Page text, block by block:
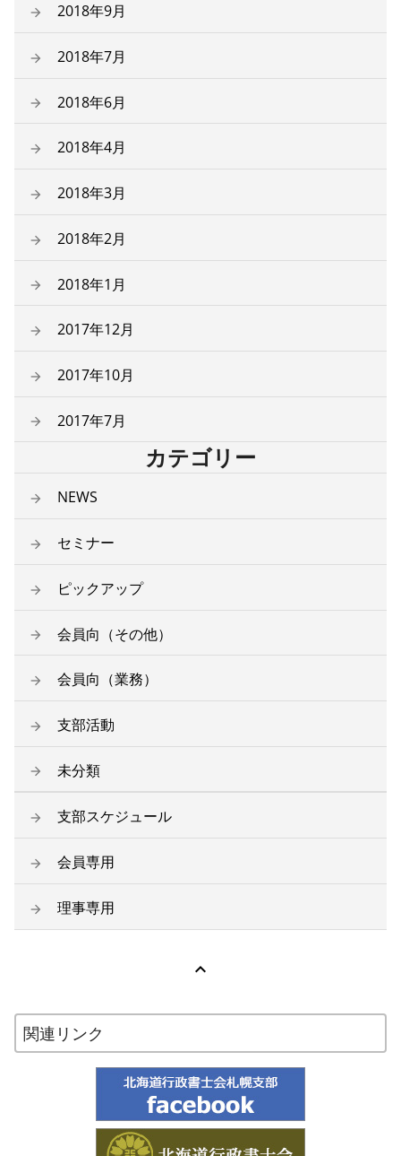
2018年9月
2018年7月
2018年6月
2018年4月
2018年3月
2018年2月
2018年1月
2017年12月
2017年10月
2017年7月
カテゴリー
NEWS
セミナー
ピックアップ
会員向（その他）
会員向（業務）
支部活動
未分類
支部スケジュール
会員専用
理事専用

関連リンク